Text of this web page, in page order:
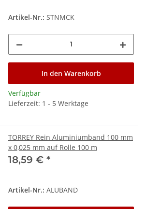
Artikel-Nr.: STNMCK
In den Warenkorb
Verfügbar
Lieferzeit: 1 - 5 Werktage
TORREY Rein Aluminiumband 100 mm
x 0,025 mm auf Rolle 100 m
18,59 € *
Artikel-Nr.: ALUBAND